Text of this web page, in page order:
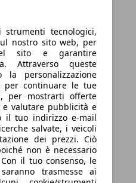
tecnologici,
nostro sito web, per
sito e garantire
Attraverso queste
la personalizzazione
per continuare le tue
per mostrarti offerte
valutare pubblicità e
il tuo indirizzo e-mail
salvate, i veicoli
dei prezzi. Ciò
non è necessario
il tuo consenso, le
trasmesse ai